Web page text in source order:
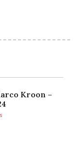
Kroon –